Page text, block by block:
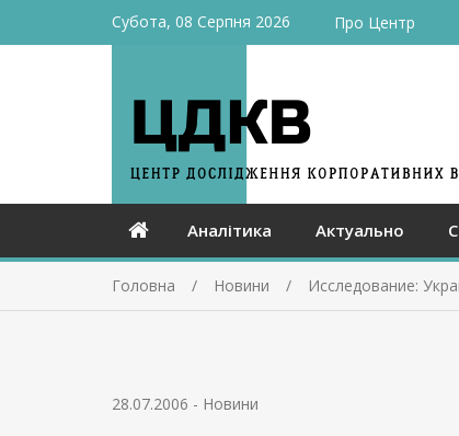
Субота, 08 Серпня 2026 Про Центр
Аналітика Актуально
Головна Новини Исследование:
28.07.2006 - Новини